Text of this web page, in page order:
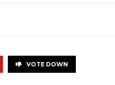
VOTE DOWN